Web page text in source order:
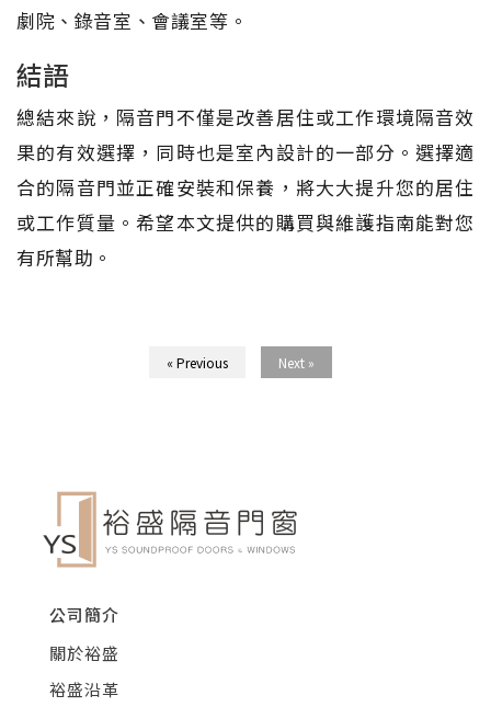
劇院、錄音室、會議室等。
結語
總結來說，隔音門不僅是改善居住或工作環境隔音效
果的有效選擇，同時也是室內設計的一部分。選擇適
合的隔音門並正確安裝和保養，將大大提升您的居住
或工作質量。希望本文提供的購買與維護指南能對您
有所幫助。
« Previous Next »
公司簡介
關於裕盛
裕盛沿革